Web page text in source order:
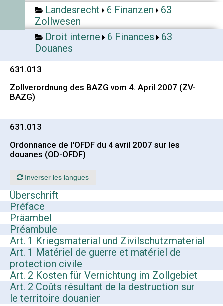
Landesrecht 6 Finanzen
63
Zollwesen
Droit interne
6 Finances
63
Douanes
631.013
Zollverordnung des BAZG vom 4. April 2007 (ZV-
BAZG)
631.013
Ordonnance de l'OFDF du 4 avril 2007 sur les
douanes (OD-OFDF)
Inverser les langues
Überschrift
Préface
Präambel
Préambule
Art. 1 Kriegsmaterial und Zivilschutzmaterial
Art. 1 Matériel de guerre et matériel de
protection civile
Art. 2 Kosten für Vernichtung im Zollgebiet
Art. 2 Coûts résultant de la destruction sur
le territoire douanier